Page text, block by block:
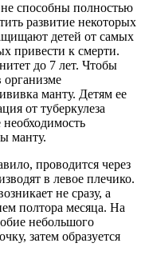
способны полностью
развитие некоторых
детей от самых
привести к смерти.
до 7 лет. Чтобы
организме
манту. Детям ее
от туберкулеза
манту.
проводится через
в левое плечико.
не сразу, а
полтора месяца. На
небольшого
затем образуется